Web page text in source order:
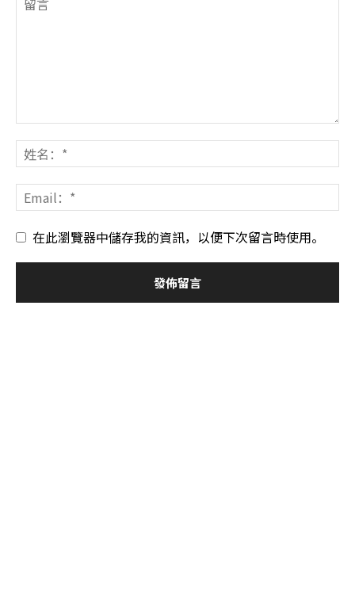
在此瀏覽器中儲存我的資訊，以便下次留言時使用。